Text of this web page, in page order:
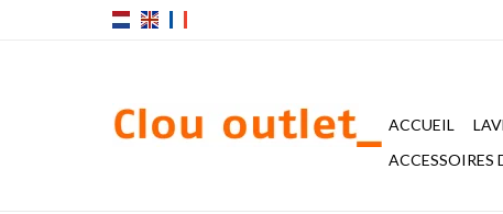
ACCUEIL
ACCESSOIRES